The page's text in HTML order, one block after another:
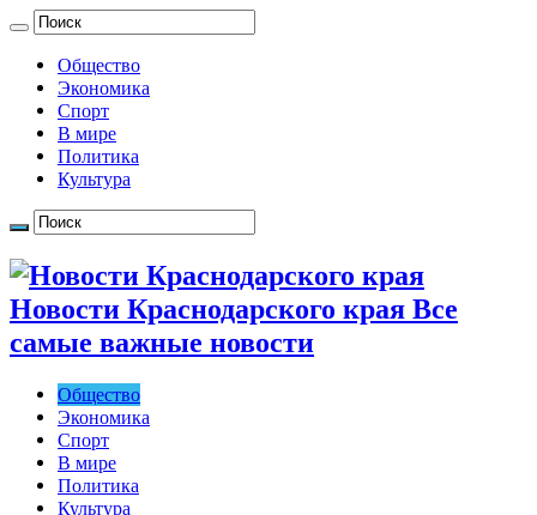
Общество
Экономика
Спорт
В мире
Политика
Культура
Новости Краснодарского края Все
самые важные новости
Общество
Экономика
Спорт
В мире
Политика
Культура